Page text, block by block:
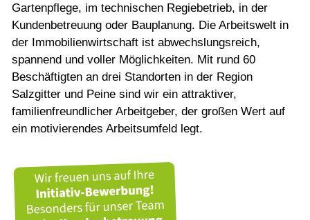
Gartenpflege, im technischen Regiebetrieb, in der
Kundenbetreuung oder Bauplanung. Die Arbeitswelt in
der Immobilienwirtschaft ist abwechslungsreich,
spannend und voller Möglichkeiten. Mit rund 60
Beschäftigten an drei Standorten in der Region
Salzgitter und Peine sind wir ein attraktiver,
familienfreundlicher Arbeitgeber, der großen Wert auf
ein motivierendes Arbeitsumfeld legt.